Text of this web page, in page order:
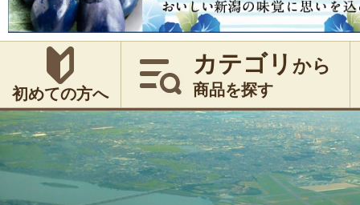
初めての方へ
カテゴリ から
商品を探す